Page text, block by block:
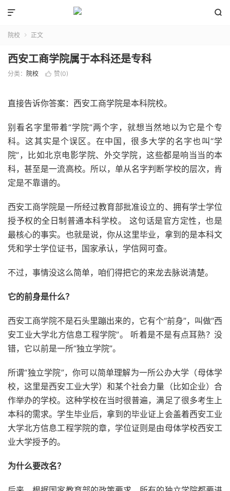


院校  正文
西安工商学院属于本科还是专科
分类： 院校  赞(0)
直接告诉你答案：西安工商学院是本科院校。
别看名字里带着“学院”两个字，就想当然地以为它是个专
科。这其实是个误区。在中国，很多大学的名字也叫“学
院”，比如北京电影学院、外交学院，这些都是响当当的本
科，甚至是一流高校。所以，单从名字判断学校的层次，肯
定是不靠谱的。
西安工商学院是一所经过教育部批准设立的、拥有学士学位
授予权的全日制普通本科学校。 这句话是官方定性，也是
最核心的事实。也就是说，你从这里毕业，拿到的是本科文
凭和学士学位证书，国家承认，学信网可查。
不过，事情没这么简单，咱们得把它的来龙去脉说清楚。
它的前身是什么？
西安工商学院不是石头里蹦出来的，它有个“前身”，叫做“西
安工业大学北方信息工程学院”。 听着是不是有点耳熟？没
错，它以前是一所“独立学院”。
所谓“独立学院”，你可以简单理解为一所公办大学（母体学
校，这里是西安工业大学）和某个社会力量（比如企业）合
作举办的学校。这种学校在当时很普遍，满足了很多考生上
本科的需求。学生毕业后，拿到的毕业证上会盖着西安工业
大学北方信息工程学院的章，学位证则是由母体学校西安工
业大学授予的。
为什么要改名？